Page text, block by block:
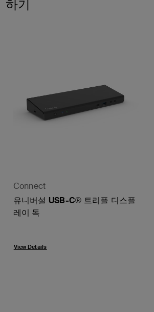
하기
Connect
유니버설 USB-C® 트리플 디스플
레이 독
View Details